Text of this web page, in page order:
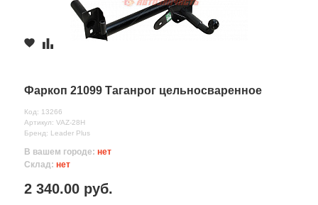
Фаркоп 21099 Таганрог цельносваренное
Код: 13266
Артикул: VAZ-28H
Бренд: Leader Plus
В вашем городе: нет
Склад: нет
2 340.00 руб.